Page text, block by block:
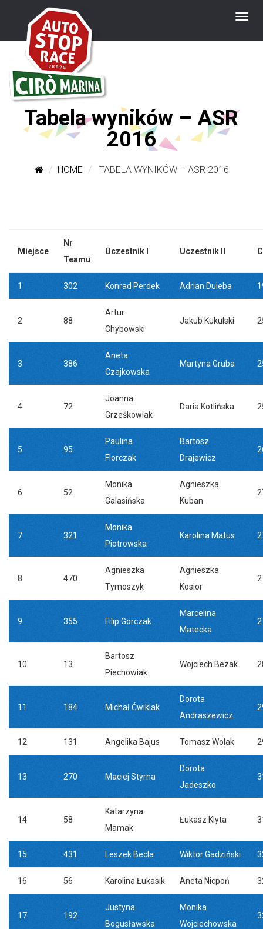
Tabela wyników – ASR
2016
HOME TABELA WYNIKÓW – ASR 2016
Miejsce
Nr
Teamu
Uczestnik I Uczestnik II
1 302 Konrad Perdek Adrian Duleba
2 88
Artur
Chybowski
Jakub Kukulski
3 386
Aneta
Czajkowska
Martyna Gruba
4 72
Joanna
Grześkowiak
Daria Kotlińska
5 95
Paulina
Florczak
Bartosz
Drajewicz
6 52
Monika
Galasińska
Agnieszka
Kuban
7 321
Monika
Piotrowska
Karolina Matus
8 470
Agnieszka
Tymoszyk
Agnieszka
Kosior
9 355 Filip Gorczak
Marcelina
Matecka
10 13
Bartosz
Piechowiak
Wojciech Bezak
11 184 Michał Ćwiklak
Dorota
Andraszewicz
12 131 Angelika Bajus Tomasz Wolak
13 270 Maciej Styrna
Dorota
Jadeszko
14 58
Katarzyna
Mamak
Łukasz Klyta
15 431 Leszek Becla Wiktor Gadziński
16 56 Karolina Łukasik Aneta Nicpoń
17 192
Justyna
Bogusławska
Monika
Wojciechowska